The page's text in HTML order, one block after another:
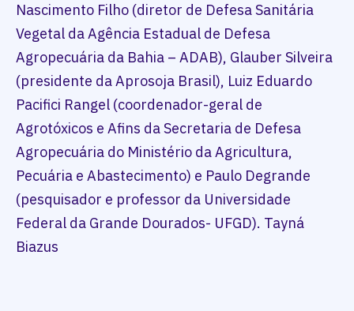
Nascimento Filho (diretor de Defesa Sanitária
Vegetal da Agência Estadual de Defesa
Agropecuária da Bahia – ADAB), Glauber Silveira
(presidente da Aprosoja Brasil), Luiz Eduardo
Pacifici Rangel (coordenador-geral de
Agrotóxicos e Afins da Secretaria de Defesa
Agropecuária do Ministério da Agricultura,
Pecuária e Abastecimento) e Paulo Degrande
(pesquisador e professor da Universidade
Federal da Grande Dourados- UFGD). Tayná
Biazus